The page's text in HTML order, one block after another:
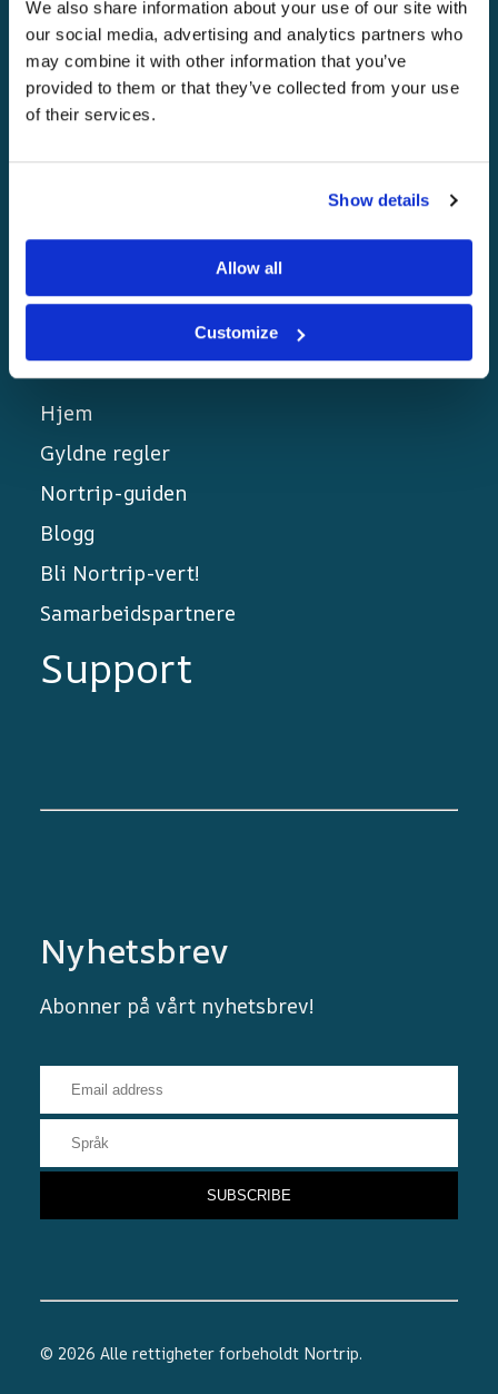
We also share information about your use of our site with
our social media, advertising and analytics partners who
may combine it with other information that you’ve
provided to them or that they’ve collected from your use
of their services.
Show details
Allow all
Customize
Planlegg nye eventyr både i Norge og
Sverige med Nortrip-guiden! Autentiske
opplevelser, lokale smaker og unike
destinasjoner venter på deg.
Linker
Hjem
Gyldne regler
Nortrip-guiden
Blogg
Bli Nortrip-vert!
Samarbeidspartnere
Support
Nyhetsbrev
Abonner på vårt nyhetsbrev!
© 2026 Alle rettigheter forbeholdt Nortrip.